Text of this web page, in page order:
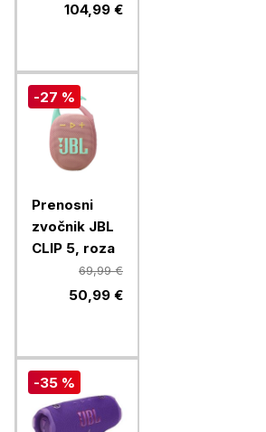
104,99 €
-27 %
Prenosni
zvočnik JBL
CLIP 5, roza
69,99 €
50,99 €
-35 %